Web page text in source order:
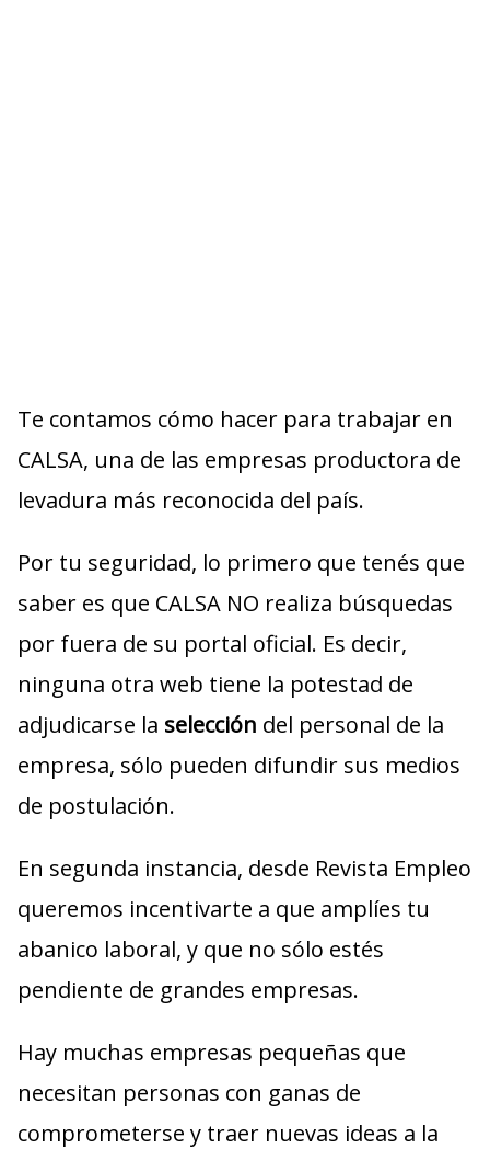
Te contamos cómo hacer para trabajar en
CALSA, una de las empresas productora de
levadura más reconocida del país.
Por tu seguridad, lo primero que tenés que
saber es que CALSA NO realiza búsquedas
por fuera de su portal oficial. Es decir,
ninguna otra web tiene la potestad de
adjudicarse la selección del personal de la
empresa, sólo pueden difundir sus medios
de postulación.
En segunda instancia, desde Revista Empleo
queremos incentivarte a que amplíes tu
abanico laboral, y que no sólo estés
pendiente de grandes empresas.
Hay muchas empresas pequeñas que
necesitan personas con ganas de
comprometerse y traer nuevas ideas a la